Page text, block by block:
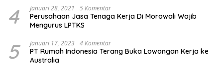
4 Januari 28, 2021 5 Komentar
Perusahaan Jasa Tenaga Kerja Di Morowali Wajib
Mengurus LPTKS
5 Januari 17, 2023 4 Komentar
PT Rumah Indonesia Terang Buka Lowongan Kerja ke
Australia